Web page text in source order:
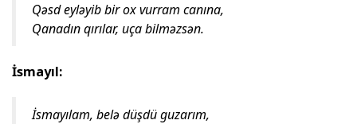
Qəsd eyləyib bir ox vurram canına,
Qanadın qırılar, uça bilməzsən.
İsmayıl:
İsmayılam, belə düşdü guzarım,